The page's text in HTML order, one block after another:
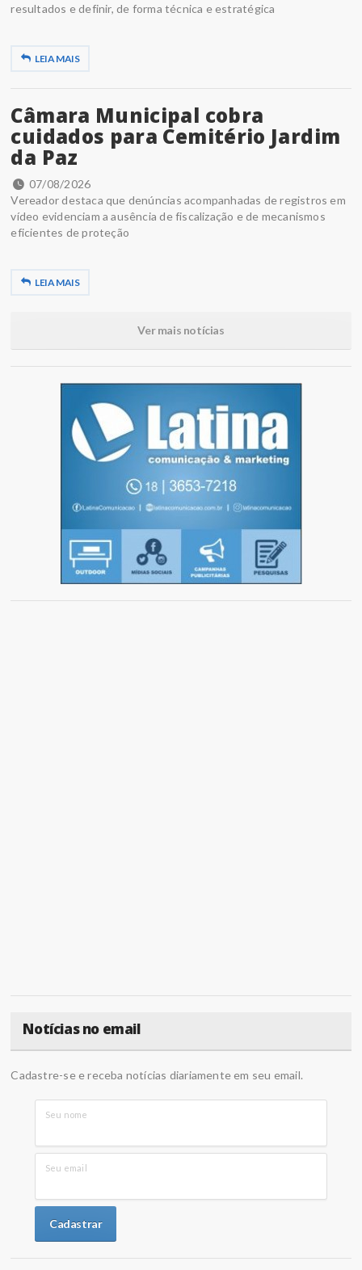
resultados e definir, de forma técnica e estratégica
LEIA MAIS
Câmara Municipal cobra
cuidados para Cemitério Jardim
da Paz
07/08/2026
Vereador destaca que denúncias acompanhadas de registros em
vídeo evidenciam a ausência de fiscalização e de mecanismos
eficientes de proteção
LEIA MAIS
Ver mais notícias
Notícias no email
Cadastre-se e receba notícias diariamente em seu email.
Seu nome
Seu email